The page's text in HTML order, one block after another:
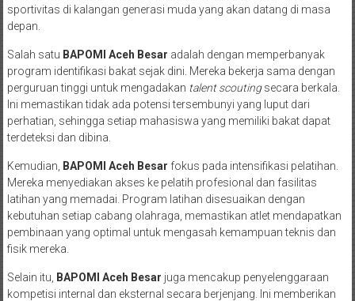
sportivitas di kalangan generasi muda yang akan datang di masa
depan.
Salah satu BAPOMI Aceh Besar adalah dengan memperbanyak
program identifikasi bakat sejak dini. Mereka bekerja sama dengan
perguruan tinggi untuk mengadakan talent scoutingsecara berkala.
Ini memastikan tidak ada potensi tersembunyi yang luput dari
perhatian, sehingga setiap mahasiswa yang memiliki bakat dapat
terdeteksi dan dibina.
Kemudian, BAPOMI Aceh Besar fokus pada intensifikasi pelatihan.
Mereka menyediakan akses ke pelatih profesional dan fasilitas
latihan yang memadai. Program latihan disesuaikan dengan
kebutuhan setiap cabang olahraga, memastikan atlet mendapatkan
pembinaan yang optimal untuk mengasah kemampuan teknis dan
fisik mereka.
Selain itu, BAPOMI Aceh Besar juga mencakup penyelenggaraan
kompetisi internal dan eksternal secara berjenjang. Ini memberikan